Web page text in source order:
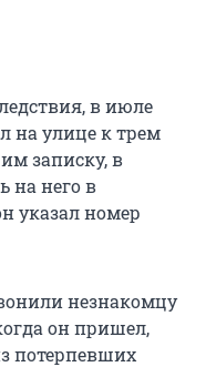
в июле
на улице к трем
записку, в
на него в
указал номер
незнакомцу
он пришел,
потерпевших